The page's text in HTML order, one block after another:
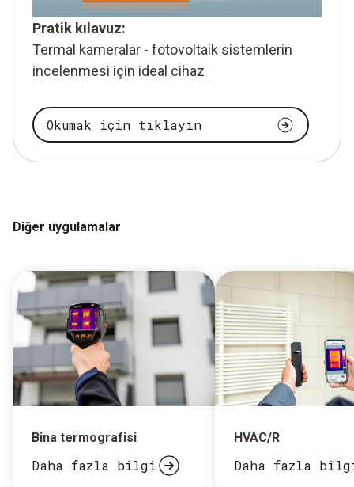
Pratik kılavuz:
Termal kameralar - fotovoltaik sistemlerin
incelenmesi için ideal cihaz
Okumak için tıklayın
Diğer uygulamalar
Bina termografisi
Daha fazla bilgi
HVAC/R
Daha fazla